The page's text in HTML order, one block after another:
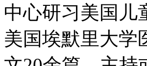
中心研习美国儿
美国埃默里大学